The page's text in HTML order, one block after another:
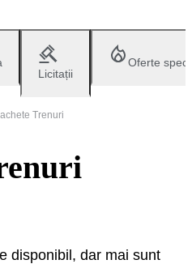
Licitații
Oferte
Trenuri
disponibil, dar mai sunt